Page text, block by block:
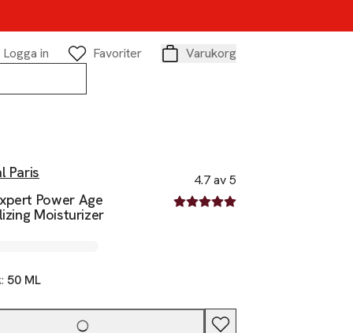
Logga in
Favoriter
Varukorg
Paris
Power Age
Moisturizer
4.7 av 5
4.7 av fem stjärnor
50 ML